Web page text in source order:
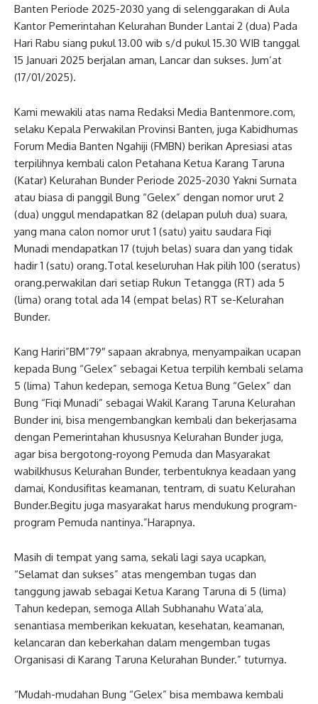
Banten Periode 2025-2030 yang di selenggarakan di Aula
Kantor Pemerintahan Kelurahan Bunder Lantai 2 (dua) Pada
Hari Rabu siang pukul 13.00 wib s/d pukul 15.30 WIB tanggal
15 Januari 2025 berjalan aman, Lancar dan sukses. Jum’at
(17/01/2025).
Kami mewakili atas nama Redaksi Media Bantenmore.com,
selaku Kepala Perwakilan Provinsi Banten, juga Kabidhumas
Forum Media Banten Ngahiji (FMBN) berikan Apresiasi atas
terpilihnya kembali calon Petahana Ketua Karang Taruna
(Katar) Kelurahan Bunder Periode 2025-2030 Yakni Surnata
atau biasa di panggil Bung “Gelex” dengan nomor urut 2
(dua) unggul mendapatkan 82 (delapan puluh dua) suara,
yang mana calon nomor urut 1 (satu) yaitu saudara Fiqi
Munadi mendapatkan 17 (tujuh belas) suara dan yang tidak
hadir 1 (satu) orang.Total keseluruhan Hak pilih 100 (seratus)
orang.perwakilan dari setiap Rukun Tetangga (RT) ada 5
(lima) orang total ada 14 (empat belas) RT se-Kelurahan
Bunder.
Kang Hariri”BM”79″ sapaan akrabnya, menyampaikan ucapan
kepada Bung “Gelex” sebagai Ketua terpilih kembali selama
5 (lima) Tahun kedepan, semoga Ketua Bung “Gelex” dan
Bung “Fiqi Munadi” sebagai Wakil Karang Taruna Kelurahan
Bunder ini, bisa mengembangkan kembali dan bekerjasama
dengan Pemerintahan khususnya Kelurahan Bunder juga,
agar bisa bergotong-royong Pemuda dan Masyarakat
wabilkhusus Kelurahan Bunder, terbentuknya keadaan yang
damai, Kondusifitas keamanan, tentram, di suatu Kelurahan
Bunder.Begitu juga masyarakat harus mendukung program-
program Pemuda nantinya.”Harapnya.
Masih di tempat yang sama, sekali lagi saya ucapkan,
“Selamat dan sukses” atas mengemban tugas dan
tanggung jawab sebagai Ketua Karang Taruna di 5 (lima)
Tahun kedepan, semoga Allah Subhanahu Wata’ala,
senantiasa memberikan kekuatan, kesehatan, keamanan,
kelancaran dan keberkahan dalam mengemban tugas
Organisasi di Karang Taruna Kelurahan Bunder.” tuturnya.
“Mudah-mudahan Bung “Gelex” bisa membawa kembali